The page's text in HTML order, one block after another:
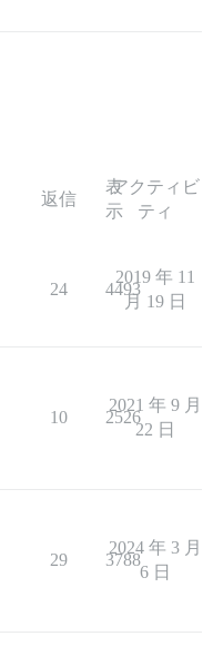
返信
表
示
アクティビ
ティ
24 4493
2019 年 11
月 19 日
10 2526
2021 年 9 月
22 日
29 3788
2024 年 3 月
6 日